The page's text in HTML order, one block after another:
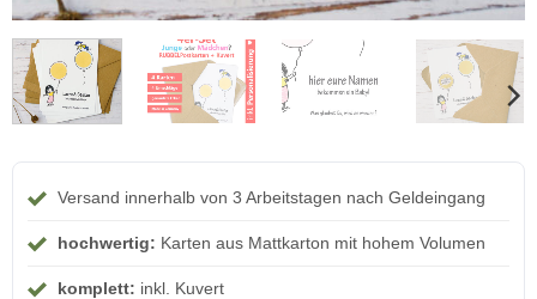
Versand innerhalb von 3 Arbeitstagen nach Geldeingang
hochwertig: Karten aus Mattkarton mit hohem Volumen
komplett: inkl. Kuvert